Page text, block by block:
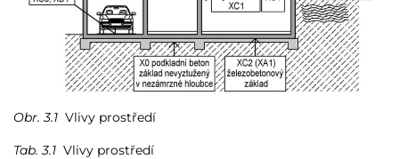
Obr. 3.1 Vlivy prostředí
Tab. 3.1 Vlivy prostředí